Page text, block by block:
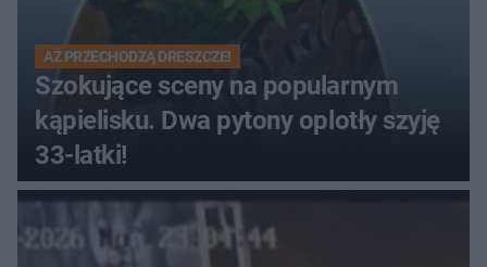
AŻ PRZECHODZĄ DRESZCZE!
Szokujące sceny na popularnym
kąpielisku. Dwa pytony oplotły szyję
33-latki!